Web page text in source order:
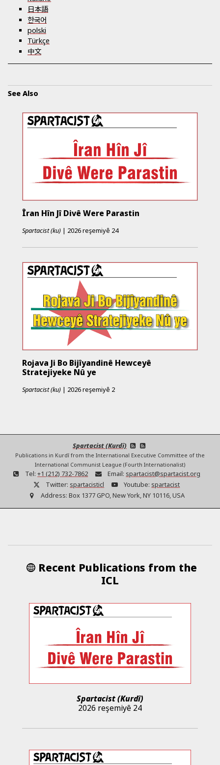
日本語
한국어
polski
Türkçe
中文
See Also
Îran Hîn Jî Divê Were Parastin
Spartacist (ku) | 2026 reşemiyê 24
Rojava Ji Bo Bijîyandinê Hewceyê
Stratejiyeke Nû ye
Spartacist (ku) | 2026 reşemiyê 2
Spartacist (Kurdî)
Publications in Kurdî from the International Executive Committee of the
International Communist League (Fourth Internationalist)
Tel: +1 (212) 732-7862 Email: spartacist@spartacist.org
Twitter: spartacisticl Youtube: spartacist
Address: Box 1377 GPO, New York, NY 10116, USA
Recent Publications from the
ICL
Spartacist (Kurdî)
2026 reşemiyê 24